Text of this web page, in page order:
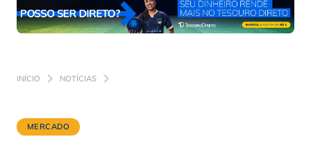
INÍCIO NOTÍCIAS
MERCADO